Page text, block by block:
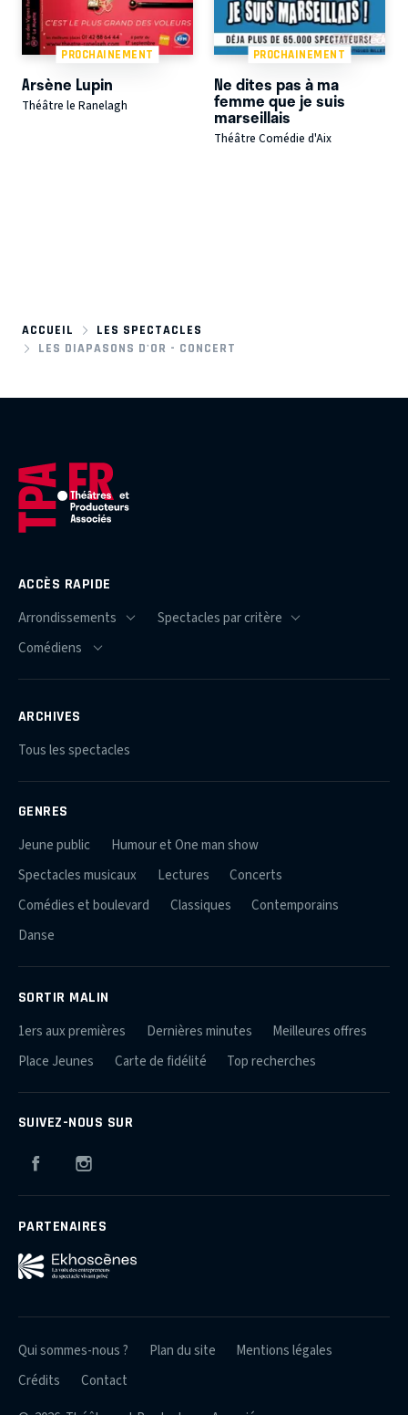
PROCHAINEMENT
Arsène Lupin
Théâtre le Ranelagh
PROCHAINEMENT
Ne dites pas à ma
femme que je suis
marseillais
Théâtre Comédie d'Aix
ACCUEIL
LES SPECTACLES
LES DIAPASONS D'OR - CONCERT
ACCÈS RAPIDE
ARCHIVES
Tous les spectacles
GENRES
Jeune public
Humour et One man show
Spectacles musicaux
Lectures
Concerts
Comédies et boulevard
Classiques
Contemporains
Danse
SORTIR MALIN
1ers aux premières Dernières minutes
Meilleures offres
Place Jeunes
Carte de fidélité Top recherches
SUIVEZ-NOUS SUR
Facebook
PARTENAIRES
Qui sommes-nous ? Plan du site
Mentions légales
Crédits
Contact